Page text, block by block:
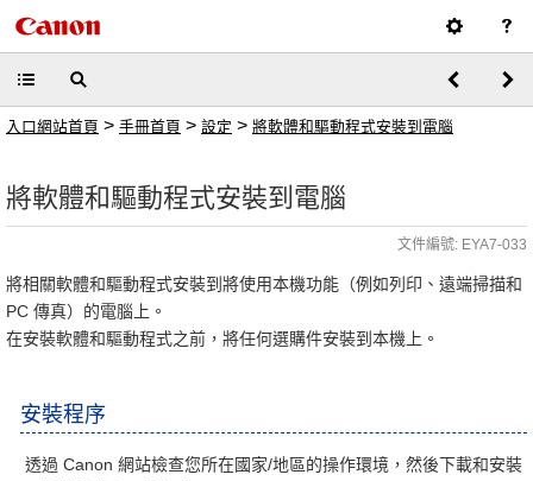
入口網站首頁 > 手冊首頁 > 設定 > 將軟體和驅動程式安裝到電腦
將軟體和驅動程式安裝到電腦
文件編號: EYA7-033
將相關軟體和驅動程式安裝到將使用本機功能（例如列印、遠端掃描和
PC 傳真）的電腦上。
在安裝軟體和驅動程式之前，將任何選購件安裝到本機上。
安裝程序
透過 Canon 網站檢查您所在國家/地區的操作環境，然後下載和安裝